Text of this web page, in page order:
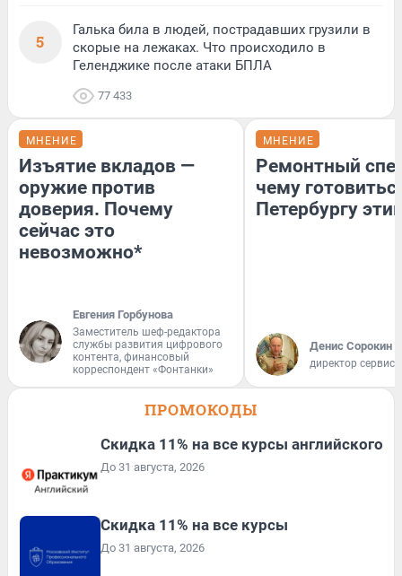
5
Галька била в людей, пострадавших грузили в
скорые на лежаках. Что происходило в
Геленджике после атаки БПЛА
77 433
МНЕНИЕ
Изъятие вкладов —
оружие против
доверия. Почему
сейчас это
невозможно*
Евгения Горбунова
Заместитель шеф-редактора
службы развития цифрового
контента, финансовый
корреспондент «Фонтанки»
МНЕНИЕ
Ремонтный
чему
Петербургу
Денис Сорокин
директор
ПРОМОКОДЫ
Скидка 11% на все курсы английского
До 31 августа, 2026
Скидка 11% на все курсы
До 31 августа, 2026